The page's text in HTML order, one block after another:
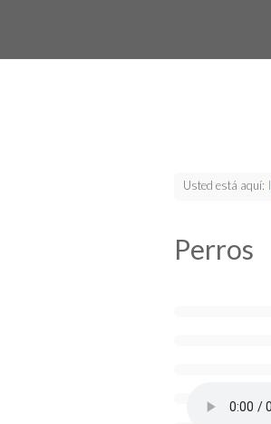
Usted está aquí:
Perros